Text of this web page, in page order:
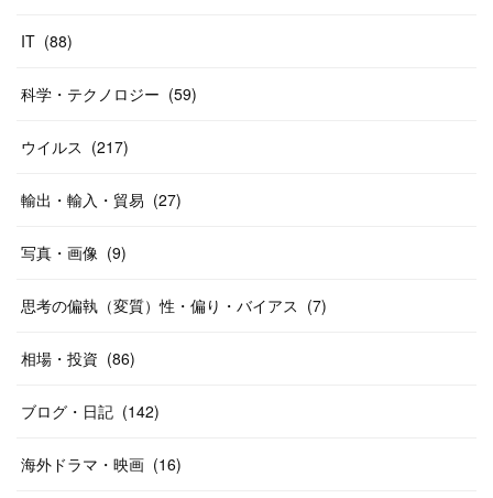
IT (88)
科学・テクノロジー (59)
ウイルス (217)
輸出・輸入・貿易 (27)
写真・画像 (9)
思考の偏執（変質）性・偏り・バイアス (7)
相場・投資 (86)
ブログ・日記 (142)
海外ドラマ・映画 (16)